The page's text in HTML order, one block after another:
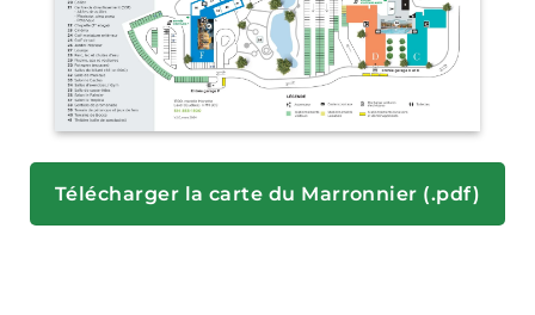
Télécharger la carte du Marronnier (.pdf)